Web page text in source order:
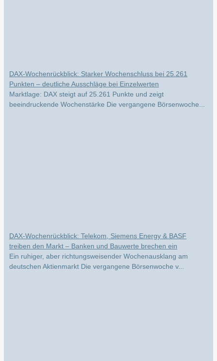
Punkten – deutliche Ausschläge bei Einzelwerten
Marktlage: DAX steigt auf 25.261 Punkte und zeigt
beeindruckende Wochenstärke Die vergangene Börsenwoche...
treiben den Markt – Banken und Bauwerte brechen ein
Ein ruhiger, aber richtungsweisender Wochenausklang am
deutschen Aktienmarkt Die vergangene Börsenwoche v...